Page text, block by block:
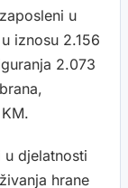
u
iznosu 2.156
2.073
u djelatnosti
hrane